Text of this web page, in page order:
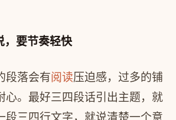
，要节奏轻快
段落会有阅读压迫感，过多的铺
心。最好三四段话引出主题，就